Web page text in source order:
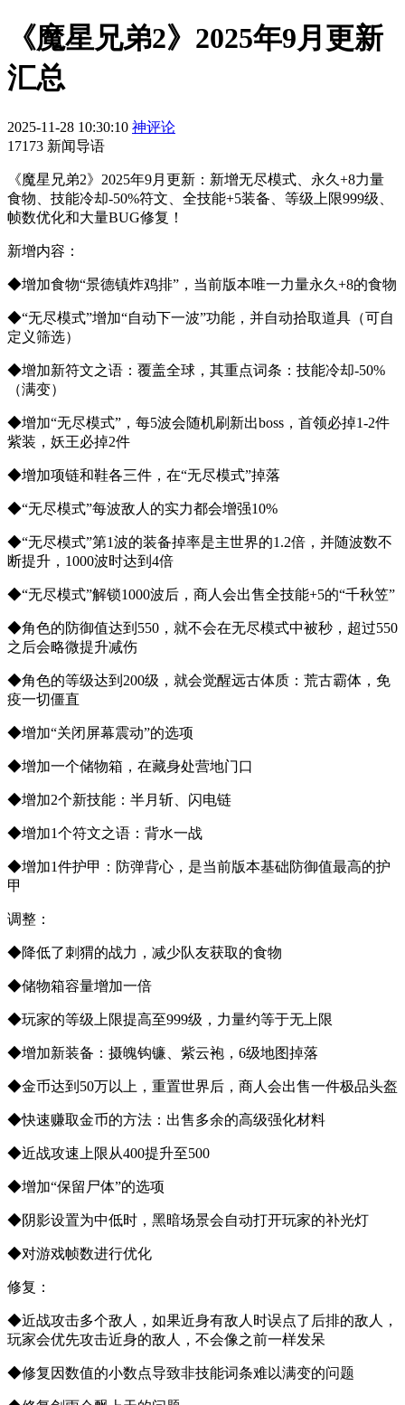
《魔星兄弟2》2025年9月更新
汇总
2025-11-28 10:30:10 神评论
17173 新闻导语
《魔星兄弟2》2025年9月更新：新增无尽模式、永久+8力量
食物、技能冷却-50%符文、全技能+5装备、等级上限999级、
帧数优化和大量BUG修复！
新增内容：
◆增加食物“景德镇炸鸡排”，当前版本唯一力量永久+8的食物
◆“无尽模式”增加“自动下一波”功能，并自动拾取道具（可自
定义筛选）
◆增加新符文之语：覆盖全球，其重点词条：技能冷却-50%
（满变）
◆增加“无尽模式”，每5波会随机刷新出boss，首领必掉1-2件
紫装，妖王必掉2件
◆增加项链和鞋各三件，在“无尽模式”掉落
◆“无尽模式”每波敌人的实力都会增强10%
◆“无尽模式”第1波的装备掉率是主世界的1.2倍，并随波数不
断提升，1000波时达到4倍
◆“无尽模式”解锁1000波后，商人会出售全技能+5的“千秋笠”
◆角色的防御值达到550，就不会在无尽模式中被秒，超过550
之后会略微提升减伤
◆角色的等级达到200级，就会觉醒远古体质：荒古霸体，免
疫一切僵直
◆增加“关闭屏幕震动”的选项
◆增加一个储物箱，在藏身处营地门口
◆增加2个新技能：半月斩、闪电链
◆增加1个符文之语：背水一战
◆增加1件护甲：防弹背心，是当前版本基础防御值最高的护
甲
调整：
◆降低了刺猬的战力，减少队友获取的食物
◆储物箱容量增加一倍
◆玩家的等级上限提高至999级，力量约等于无上限
◆增加新装备：摄魄钩镰、紫云袍，6级地图掉落
◆金币达到50万以上，重置世界后，商人会出售一件极品头盔
◆快速赚取金币的方法：出售多余的高级强化材料
◆近战攻速上限从400提升至500
◆增加“保留尸体”的选项
◆阴影设置为中低时，黑暗场景会自动打开玩家的补光灯
◆对游戏帧数进行优化
修复：
◆近战攻击多个敌人，如果近身有敌人时误点了后排的敌人，
玩家会优先攻击近身的敌人，不会像之前一样发呆
◆修复因数值的小数点导致非技能词条难以满变的问题